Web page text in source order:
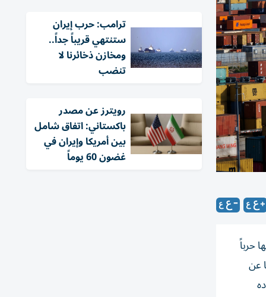
حرباً
عن
ترامب: حرب إيران
ستنتهي قريباً جداً..
ومخازن ذخائرنا لا
تنضب
‏رويترز عن مصدر
باكستاني: اتفاق شامل
بين أمريكا وإيران في
غضون 60 يوماً